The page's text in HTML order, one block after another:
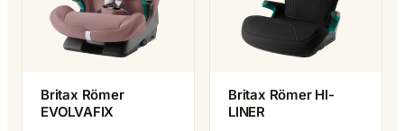
Britax Römer
EVOLVAFIX
Britax Römer HI-
LINER